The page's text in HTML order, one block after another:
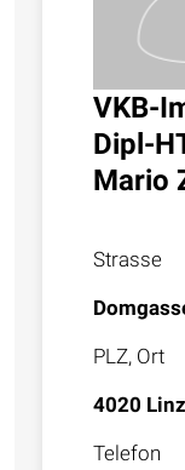
VKB-
Dipl-
Mario
Strasse
PLZ, Ort
4020 Linz
Telefon